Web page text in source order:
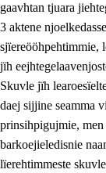
gaavhtan tjuara
3 aktene
sjïereööhpehtimmie,
jïh
Skuvle jïh
daej sijjine seamma
prinsihpigujmie,
barkoejieledisnie
lïerehtimmeste